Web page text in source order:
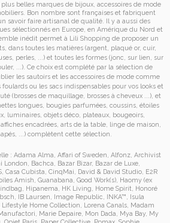
belles marques de bijoux, accessoires de mode
Bon nombre sont françaises et fabriquent
savoir faire artisanal de qualité. Il y a aussi des
sélectionnés en Europe, en Amérique du Nord et
inédit permet à Lili Shopping de proposer un
, dans toutes les matières (argent, plaqué or, cuir,
perles, ...) et toutes les formes (jonc, sur lien, sur
...). Ce choix est complété par la sélection de
les sautoirs et les accessoires de mode comme
foulards ou les sacs indispensables pour vos looks et
(brosses de maquillage, brosses à cheveux ...), et
longues, bougies parfumées, coussins, étoiles
luminaires, objets déco, plateaux, bougeoirs,
encadrées, arts de la table, linge de maison,
...) complètent cette sélection.
: Adama Alma Affari of Sweden Alfonz, Archivist
London Bachca Bazar Bizar, Bazar de Luxe
Casa Cubista CinqMai David & David Studio E2R
Amish Guanabana Good Work(s), Haomy (ex
Hipanema HK Living Home Spirit
Honoré
IB Laursen Image Republic INKA™
Isula
Lifestyle Home Collection Lorena Canals, Madam
Marie Depaire, Mon Dada Mya Bay, My